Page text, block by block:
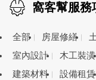
窩客幫服務
全部 房屋修繕
室內設計
木工裝潢
建築材料
設備租賃